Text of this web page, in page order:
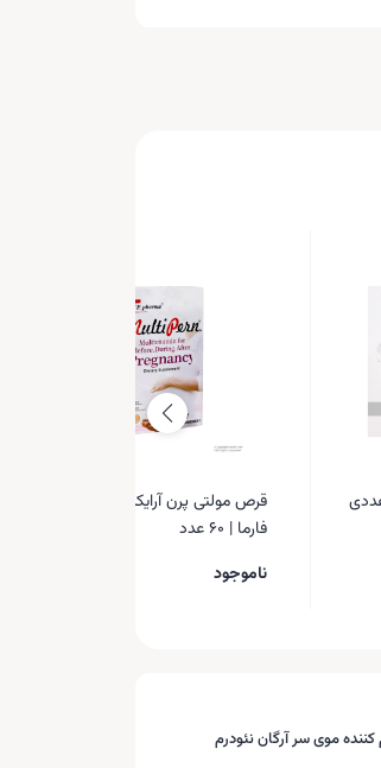
قرص مولتی پرن آرایکس اس تی پی
فارما | 60 عدد
ناموجود
کننده موی سر آرگان نئودرم